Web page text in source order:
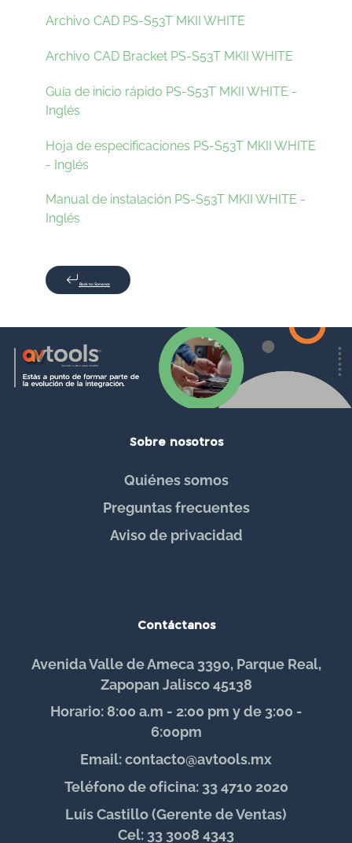
Archivo CAD PS-S53T MKII WHITE
Archivo CAD Bracket PS-S53T MKII WHITE
Guía de inicio rápido PS-S53T MKII WHITE -
Inglés
Hoja de especificaciones PS-S53T MKII WHITE
- Inglés
Manual de instalación PS-S53T MKII WHITE -
Inglés
Back to: Sonance
Sobre nosotros
Quiénes somos
Preguntas frecuentes
Aviso de privacidad
Contáctanos
Avenida Valle de Ameca 3390, Parque Real,
Zapopan Jalisco 45138
Horario: 8:00 a.m - 2:00 pm y de 3:00 -
6:00pm
Email: contacto@avtools.mx
Teléfono de oficina: 33 4710 2020
Luis Castillo (Gerente de Ventas)
Cel: 33 3008 4343